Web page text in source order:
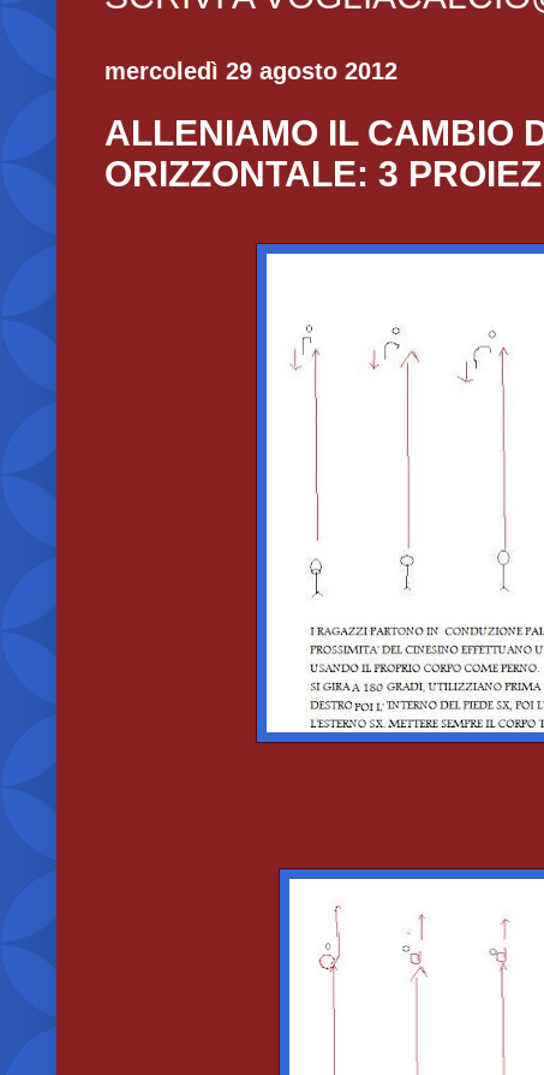
mercoledì 29 agosto 2012
ALLENIAMO IL CAMBIO
ORIZZONTALE: 3